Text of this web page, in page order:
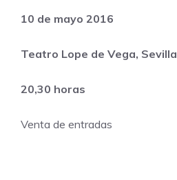
10 de mayo 2016
Teatro Lope de Vega, Sevilla
20,30 horas
Venta de entradas